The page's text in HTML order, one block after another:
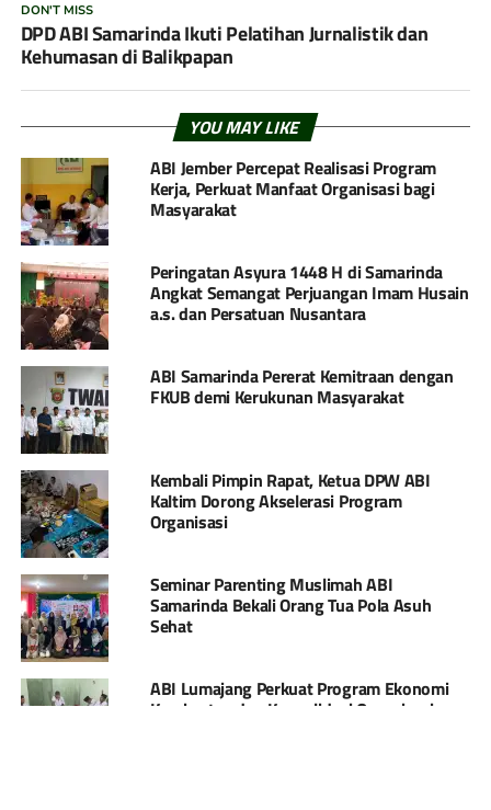
DON'T MISS
DPD ABI Samarinda Ikuti Pelatihan Jurnalistik dan
Kehumasan di Balikpapan
YOU MAY LIKE
ABI Jember Percepat Realisasi Program
Kerja, Perkuat Manfaat Organisasi bagi
Masyarakat
Peringatan Asyura 1448 H di Samarinda
Angkat Semangat Perjuangan Imam Husain
a.s. dan Persatuan Nusantara
ABI Samarinda Pererat Kemitraan dengan
FKUB demi Kerukunan Masyarakat
Kembali Pimpin Rapat, Ketua DPW ABI
Kaltim Dorong Akselerasi Program
Organisasi
Seminar Parenting Muslimah ABI
Samarinda Bekali Orang Tua Pola Asuh
Sehat
ABI Lumajang Perkuat Program Ekonomi
Kerakyatan dan Konsolidasi Organisasi